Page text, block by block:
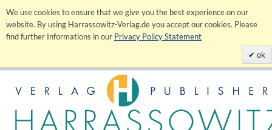
We use cookies to ensure that we give you the best experience on our
website. By using Harrassowitz-Verlag.de you accept our cookies. Please
find further Informations in our Privacy Policy Statement
ok